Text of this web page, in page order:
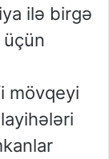
ilə birgə
mövqeyi